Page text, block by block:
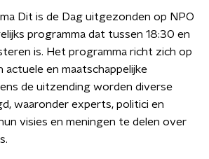
Dit is de Dag uitgezonden op NPO
programma dat tussen 18:30 en
is. Het programma richt zich op
actuele en maatschappelijke
de uitzending worden diverse
waaronder experts, politici en
visies en meningen te delen over